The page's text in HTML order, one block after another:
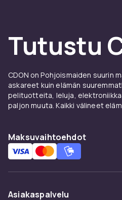
Tutustu
CDON on Pohjoismaiden suurin
askareet kuin elämän
pelituotteita, leluja,
paljon muuta. Kaikki välineet
Maksuvaihtoehdot
Asiakaspalvelu